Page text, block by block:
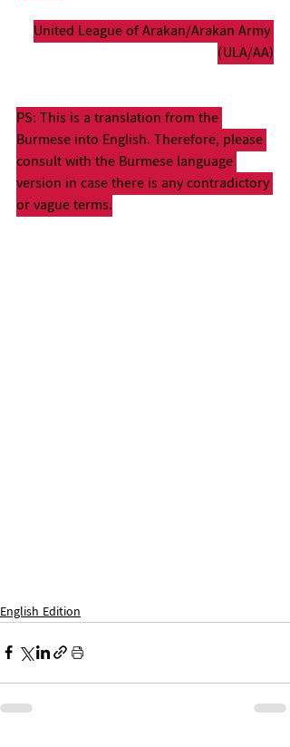
United League of Arakan/Arakan Army
(ULA/AA)
PS: This is a translation from the
Burmese into English. Therefore, please
consult with the Burmese language
version in case there is any contradictory
or vague terms.
English Edition